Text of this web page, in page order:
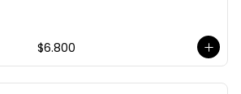
$6.800